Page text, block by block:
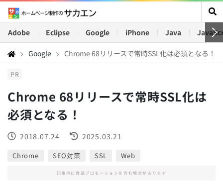
Adobe Eclipse Google iPhone Java
Google Chrome 68リリースで常時SSL化は必須となる！
PR
Chrome 68リリースで常時SSL化は
必須となる！
2018.07.24 2025.03.21
Chrome SEO対策 SSL Web
記事内に商品プロモーションを含む場合があります